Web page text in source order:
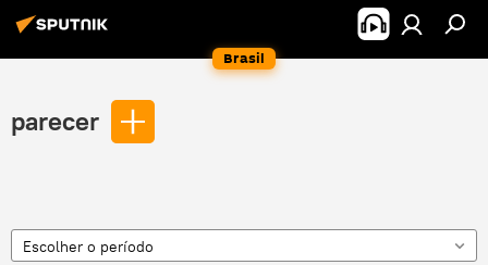
Brasil
parecer
Escolher o período